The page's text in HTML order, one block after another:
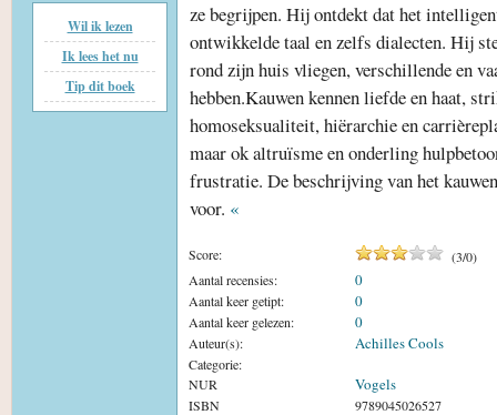
Wil ik lezen
Ik lees het nu
Tip dit boek
ze begrijpen. Hij ontdekt dat het
ontwikkelde taal en zelfs dialecten. Hij
rond zijn huis vliegen, verschillende en
hebben.Kauwen kennen liefde en haat,
homoseksualiteit, hiërarchie en
maar ok altruïsme en onderling
frustratie. De beschrijving van het
voor. «
Score: (3/0)
Aantal recensies:
0
Aantal keer getipt: 0
Aantal keer gelezen: 0
Auteur(s): Achilles Cools
Categorie:
NUR
Vogels
ISBN 9789045026527